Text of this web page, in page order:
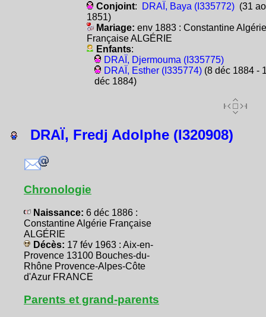
Conjoint: DRAÏ, Baya (I335772)(31
1851)
Mariage: env 1883 : Constantine Algérie
Française ALGÉRIE
Enfants:
DRAÏ, Djermouma (I335775)
DRAÏ, Esther (I335774)(8 déc 1884 -
déc 1884)
DRAÏ, Fredj Adolphe (I320908)
Chronologie
Naissance: 6 déc 1886 :
Constantine Algérie Française
ALGÉRIE
Décès: 17 fév 1963 : Aix-en-
Provence 13100 Bouches-du-
Rhône Provence-Alpes-Côte
d'Azur FRANCE
Parents et grand-parents